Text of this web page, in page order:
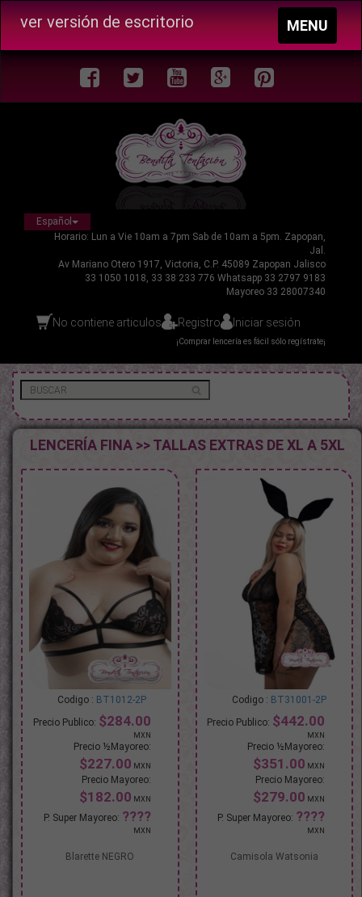
Español
Horario: Lun a Vie 10am a 7pm Sab de 10am a 5pm. Zapopan,
Jal.
Av Mariano Otero 1917, Victoria, C.P. 45089 Zapopan Jalisco
33 1050 1018, 33 38 233 776 Whatsapp 33 2797 9183
Mayoreo 33 28007340
No contiene articulos Registro Iniciar sesión
¡Comprar lencería es fácil sólo regístrate¡
ver versión de escritorio
Toggle
navigation
MENU
LENCERÍA FINA >> TALLAS EXTRAS DE XL A 5XL
BT1012-2P
$284.00
$227.00
$182.00
Blarette NEGRO
BT31001-2P
$442.00
$351.00
$279.00
Camisola Watsonia